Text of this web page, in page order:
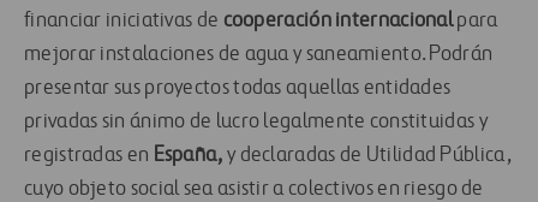
financiar iniciativas de cooperación internacionalpara
mejorar instalaciones de agua y saneamiento. Podrán
presentar sus proyectos todas aquellas entidades
privadas sin ánimo de lucro legalmente constituidas y
registradas en España, y declaradas de Utilidad Pública,
cuyo objeto social sea asistir a colectivos en riesgo de